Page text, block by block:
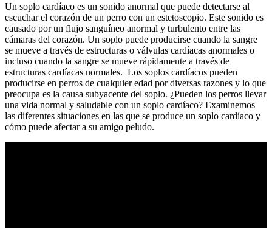
Un soplo cardíaco es un sonido anormal que puede detectarse al
escuchar el corazón de un perro con un estetoscopio. Este sonido es
causado por un flujo sanguíneo anormal y turbulento entre las
cámaras del corazón. Un soplo puede producirse cuando la sangre
se mueve a través de estructuras o válvulas cardíacas anormales o
incluso cuando la sangre se mueve rápidamente a través de
estructuras cardíacas normales. Los soplos cardíacos pueden
producirse en perros de cualquier edad por diversas razones y lo que
preocupa es la causa subyacente del soplo. ¿Pueden los perros llevar
una vida normal y saludable con un soplo cardíaco? Examinemos
las diferentes situaciones en las que se produce un soplo cardíaco y
cómo puede afectar a su amigo peludo.